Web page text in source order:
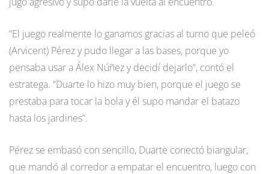
“El juego realmente lo ganamos gracias al turno que peleó
(Arvicent) Pérez y pudo llegar a las bases, porque yo
pensaba usar a Álex Núñez y decidí dejarlo”, contó el
estratega. “Duarte lo hizo muy bien, porque el juego se
prestaba para tocar la bola y él supo mandar el batazo
hasta los jardines”.
Pérez se embasó con sencillo, Duarte conectó biangular,
que mandó al corredor a empatar el encuentro, luego con